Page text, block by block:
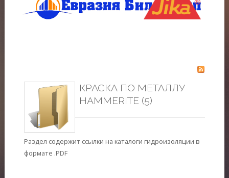
also a sidebar_bottom position below the menu.
Фотогалерея
Новости
Контакты
КРАСКА ПО МЕТАЛЛУ
HAMMERITE (5)
Раздел содержит ссылки на каталоги гидроизоляции в
формате .PDF